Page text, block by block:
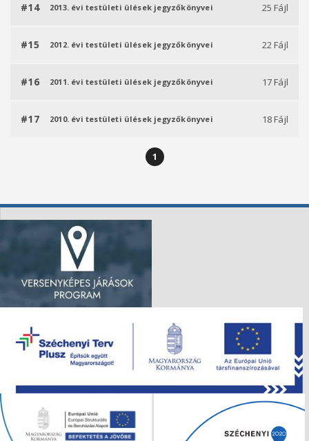
#14 2013. évi testületi ülések jegyzőkönyvei 25 Fájl
#15 2012. évi testületi ülések jegyzőkönyvei 22 Fájl
#16 2011. évi testületi ülések jegyzőkönyvei 17 Fájl
#17 2010. évi testületi ülések jegyzőkönyvei 18 Fájl
1